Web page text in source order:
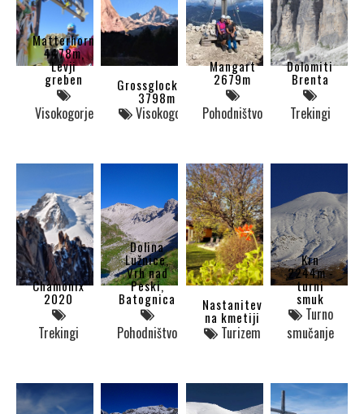
Matterhorn
4478m,
Levji
greben
Visokogorje
Grossglockner
3798m
Visokogorje
Mangart
2679m
Pohodništvo
Dolomiti
Brenta
Trekingi
Chamonix
2020
Trekingi
Dolina
Lužnice,
Vrh nad
Peski,
Batognica
Pohodništvo
Nastanitev
na kmetiji
Turizem
Krn
2244m -
turni
smuk
Turno
smučanje